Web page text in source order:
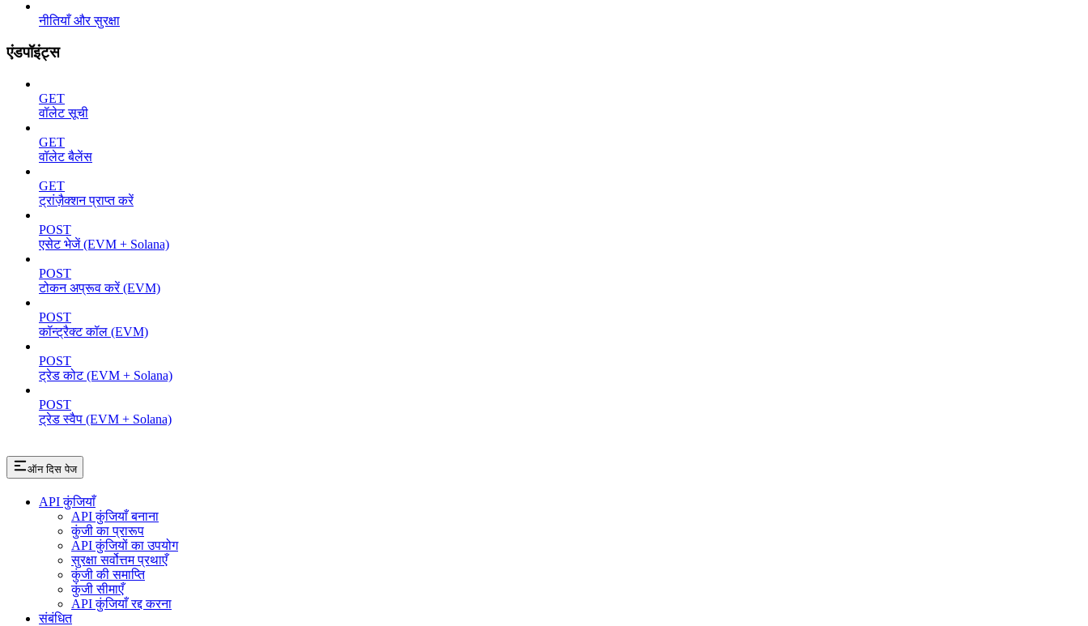
नीतियाँ और सुरक्षा
एंडपॉइंट्स
GET
वॉलेट सूची
GET
वॉलेट बैलेंस
GET
ट्रांज़ैक्शन प्राप्त करें
POST
एसेट भेजें (EVM + Solana)
POST
टोकन अप्रूव करें (EVM)
POST
कॉन्ट्रैक्ट कॉल (EVM)
POST
ट्रेड कोट (EVM + Solana)
POST
ट्रेड स्वैप (EVM + Solana)
ऑन दिस पेज
API कुंजियाँ
API कुंजियाँ बनाना
कुंजी का प्रारूप
API कुंजियों का उपयोग
सुरक्षा सर्वोत्तम प्रथाएँ
कुंजी की समाप्ति
कुंजी सीमाएँ
API कुंजियाँ रद्द करना
संबंधित